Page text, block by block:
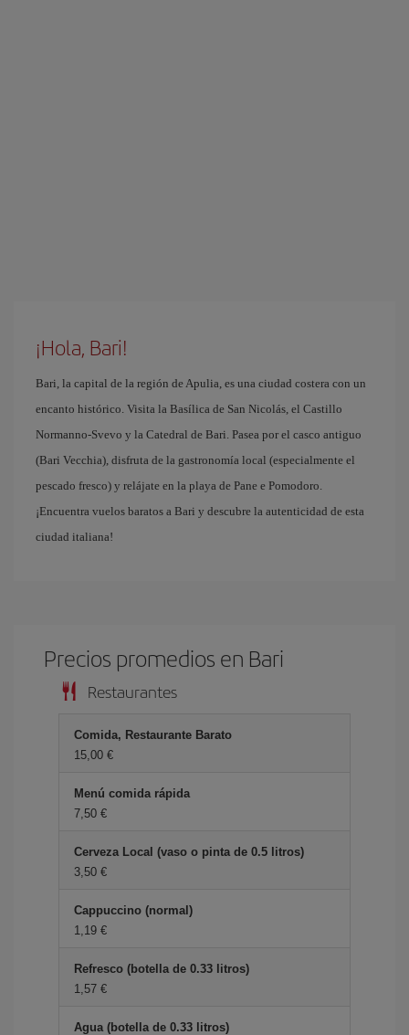
¡Hola, Bari!
Bari, la capital de la región de Apulia, es una ciudad costera con un
encanto histórico. Visita la Basílica de San Nicolás, el Castillo
Normanno-Svevo y la Catedral de Bari. Pasea por el casco antiguo
(Bari Vecchia), disfruta de la gastronomía local (especialmente el
pescado fresco) y relájate en la playa de Pane e Pomodoro.
¡Encuentra vuelos baratos a Bari y descubre la autenticidad de esta
ciudad italiana!
Precios promedios en Bari
Restaurantes
Comida, Restaurante Barato
15,00 €
Menú comida rápida
7,50 €
Cerveza Local (vaso o pinta de 0.5 litros)
3,50 €
Cappuccino (normal)
1,19 €
Refresco (botella de 0.33 litros)
1,57 €
Agua (botella de 0.33 litros)